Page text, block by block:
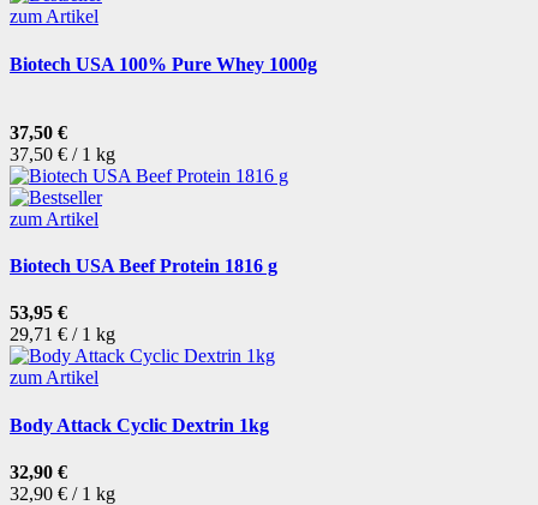
zum Artikel
Biotech USA 100% Pure Whey 1000g
37,50 €
37,50 € / 1 kg
zum Artikel
Biotech USA Beef Protein 1816 g
53,95 €
29,71 € / 1 kg
zum Artikel
Body Attack Cyclic Dextrin 1kg
32,90 €
32,90 € / 1 kg